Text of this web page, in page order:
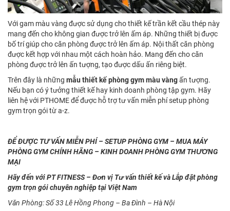
Với gam màu vàng được sử dụng cho thiết kế trần kết cầu thép này
mang đến cho không gian được trở lên ấm áp. Những thiết bị được
bố trí giúp cho căn phòng được trở lên ấm áp. Nội thất căn phòng
được kết hợp với nhau một cách hoàn hảo. Mang đến cho căn
phòng được trở lên ấn tượng, tạo được dấu ấn riêng biệt.
Trên đây là những mẫu thiết kế phòng gym màu vàngấn tượng.
Nếu bạn có ý tưởng thiết kế hay kinh doanh phòng tập gym. Hãy
liên hệ với PTHOME để được hỗ trợ tư vấn miễn phí setup phòng
gym trọn gói từ a-z.
ĐỂ ĐƯỢC TƯ VẤN MIỄN PHÍ – SETUP PHÒNG GYM – MUA MÁY
PHÒNG GYM CHÍNH HÃNG – KINH DOANH PHÒNG GYM THƯƠNG
MẠI
Hãy đến với PT FITNESS – Đơn vị Tư vấn thiết kế và Lắp đặt phòng
gym trọn gói chuyên nghiệp tại Việt Nam
Văn Phòng: Số 33 Lê Hồng Phong – Ba Đình – Hà Nội